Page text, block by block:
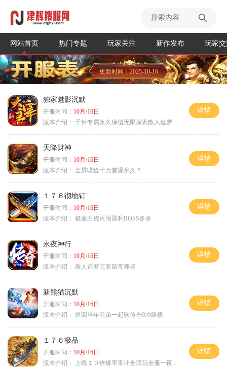
网站首页 热门专题 玩家关注 新作发布 玩家
更新时间：2025-10-16
独家魅影沉默
开服时间： 10月/16日
版本介绍： 千件专属永久保值无限探索散人追梦
详情
天降财神
开服时间： 10月/16日
版本介绍： 全屏吸怪十万首爆永久？
详情
１７６彻地钉
开服时间： 10月/16日
版本介绍： 极速白虎火雨犀利BOSS多多
详情
永夜神行
开服时间： 10月/16日
版本介绍： 散人追梦无套路可养老
详情
新熊猫沉默
开服时间： 10月/16日
版本介绍： 梦回当年兄弟一起砍传奇0冲终极
详情
１７６极品
开服时间： 10月/16日
版本介绍：
上线１０倍爆率零冲全满玩全服一夜终极
详情